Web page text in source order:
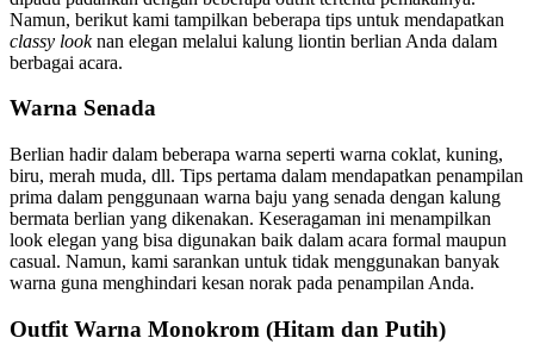
Namun, berikut kami tampilkan beberapa tips untuk mendapatkan
classy looknan elegan melalui kalung liontin berlian Anda dalam
berbagai acara.
Warna Senada
Berlian hadir dalam beberapa warna seperti warna coklat, kuning,
biru, merah muda, dll. Tips pertama dalam mendapatkan penampilan
prima dalam penggunaan warna baju yang senada dengan kalung
bermata berlian yang dikenakan. Keseragaman ini menampilkan
look elegan yang bisa digunakan baik dalam acara formal maupun
casual. Namun, kami sarankan untuk tidak menggunakan banyak
warna guna menghindari kesan norak pada penampilan Anda.
Outfit Warna Monokrom (Hitam dan Putih)